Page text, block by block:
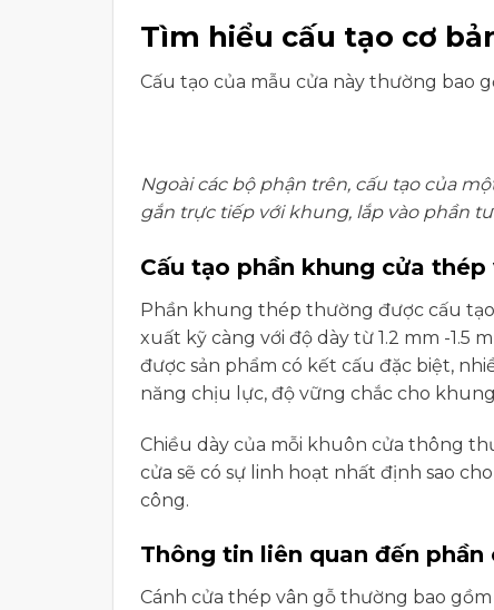
Tìm hiểu cấu tạo cơ
Cấu tạo của mẫu cửa này thường bao
Ngoài các bộ phận trên, cấu tạo của
gắn trực tiếp với khung, lắp vào phần
Cấu tạo phần khung cửa thép
Phần khung thép thường được cấu
xuất kỹ càng với độ dày từ 1.2 mm -1.5
được sản phẩm có kết cấu đặc biệt,
năng chịu lực, độ vững chắc cho
Chiều dày của mỗi khuôn cửa thông
cửa sẽ có sự linh hoạt nhất định sao
công.
Thông tin liên quan đến phần
Cánh cửa thép vân gỗ thường bao